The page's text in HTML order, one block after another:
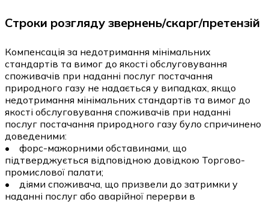
Строки розгляду звернень/скарг/претензій
Компенсація за недотримання мінімальних
стандартів та вимог до якості обслуговування
споживачів при наданні послуг постачання
природного газу не надається у випадках, якщо
недотримання мінімальних стандартів та вимог до
якості обслуговування споживачів при наданні
послуг постачання природного газу було спричинено
доведеними:
• форс-мажорними обставинами, що
підтверджується відповідною довідкою Торгово-
промислової палати;
• діями споживача, що призвели до затримки у
наданні послуг або аварійної перерви в